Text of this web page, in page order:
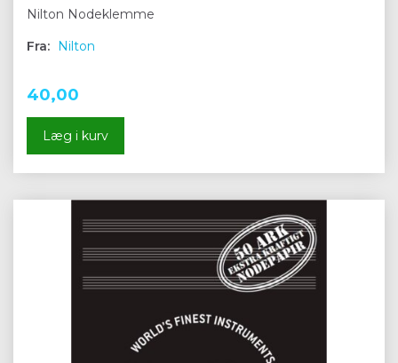
Nilton Nodeklemme
Fra: Nilton
40,00
Læg i kurv